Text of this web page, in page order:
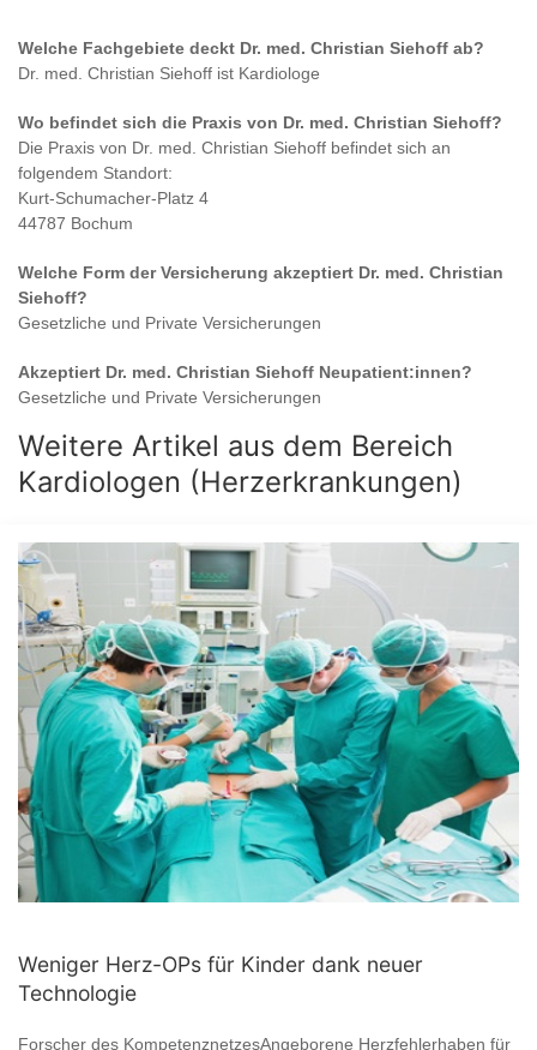
Welche Fachgebiete deckt Dr. med. Christian Siehoff ab?
Dr. med. Christian Siehoff ist Kardiologe
Wo befindet sich die Praxis von Dr. med. Christian Siehoff?
Die Praxis von Dr. med. Christian Siehoff befindet sich an
folgendem Standort:
Kurt-Schumacher-Platz 4
44787 Bochum
Welche Form der Versicherung akzeptiert Dr. med. Christian
Siehoff?
Gesetzliche und Private Versicherungen
Akzeptiert Dr. med. Christian Siehoff Neupatient:innen?
Gesetzliche und Private Versicherungen
Weitere Artikel aus dem Bereich
Kardiologen (Herzerkrankungen)
Weniger Herz-OPs für Kinder dank neuer
Technologie
Forscher des KompetenznetzesAngeborene Herzfehlerhaben für